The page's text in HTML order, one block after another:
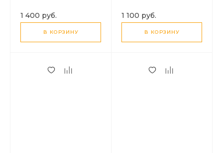
магнитный (MagSafe),
без лого, X-CASE,
черный
1 400 руб.
В КОРЗИНУ
(MagSafe), без лого,
X-CASE, синий
1 100 руб.
В КОРЗИНУ